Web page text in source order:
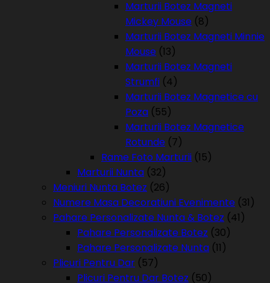
Marturii Botez Magneti
Mickey Mouse (8)
Marturii Botez Magneti Minnie
Mouse (13)
Marturii Botez Magneti
Strumfi (4)
Marturii Botez Magnetice cu
Poza (55)
Marturii Botez Magnetice
Rotunde (7)
Rame Foto Marturii (15)
Marturii Nunta (32)
Meniuri Nunta Botez (26)
Numere Masa Decoratiuni Evenimente (31)
Pahare Personalizate Nunta & Botez (41)
Pahare Personalizate Botez (30)
Pahare Personalizate Nunta (11)
Plicuri Pentru Dar (57)
Plicuri Pentru Dar Botez (50)